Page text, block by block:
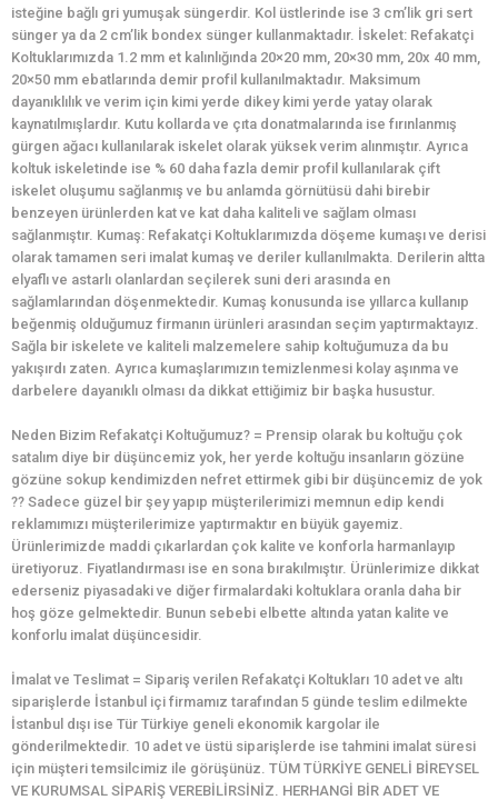
isteğine bağlı gri yumuşak süngerdir. Kol üstlerinde ise 3 cm’lik gri sert
sünger ya da 2 cm’lik bondex sünger kullanmaktadır. İskelet: Refakatçi
Koltuklarımızda 1.2 mm et kalınlığında 20×20 mm, 20×30 mm, 20x 40 mm,
20×50 mm ebatlarında demir profil kullanılmaktadır. Maksimum
dayanıklılık ve verim için kimi yerde dikey kimi yerde yatay olarak
kaynatılmışlardır. Kutu kollarda ve çıta donatmalarında ise fırınlanmış
gürgen ağacı kullanılarak iskelet olarak yüksek verim alınmıştır. Ayrıca
koltuk iskeletinde ise % 60 daha fazla demir profil kullanılarak çift
iskelet oluşumu sağlanmış ve bu anlamda görnütüsü dahi birebir
benzeyen ürünlerden kat ve kat daha kaliteli ve sağlam olması
sağlanmıştır. Kumaş: Refakatçi Koltuklarımızda döşeme kumaşı ve derisi
olarak tamamen seri imalat kumaş ve deriler kullanılmakta. Derilerin altta
elyaflı ve astarlı olanlardan seçilerek suni deri arasında en
sağlamlarından döşenmektedir. Kumaş konusunda ise yıllarca kullanıp
beğenmiş olduğumuz firmanın ürünleri arasından seçim yaptırmaktayız.
Sağla bir iskelete ve kaliteli malzemelere sahip koltuğumuza da bu
yakışırdı zaten. Ayrıca kumaşlarımızın temizlenmesi kolay aşınma ve
darbelere dayanıklı olması da dikkat ettiğimiz bir başka husustur.
Neden Bizim Refakatçi Koltuğumuz? = Prensip olarak bu koltuğu çok
satalım diye bir düşüncemiz yok, her yerde koltuğu insanların gözüne
gözüne sokup kendimizden nefret ettirmek gibi bir düşüncemiz de yok
?? Sadece güzel bir şey yapıp müşterilerimizi memnun edip kendi
reklamımızı müşterilerimize yaptırmaktır en büyük gayemiz.
Ürünlerimizde maddi çıkarlardan çok kalite ve konforla harmanlayıp
üretiyoruz. Fiyatlandırması ise en sona bırakılmıştır. Ürünlerimize dikkat
ederseniz piyasadaki ve diğer firmalardaki koltuklara oranla daha bir
hoş göze gelmektedir. Bunun sebebi elbette altında yatan kalite ve
konforlu imalat düşüncesidir.
İmalat ve Teslimat = Sipariş verilen Refakatçi Koltukları 10 adet ve altı
siparişlerde İstanbul içi firmamız tarafından 5 günde teslim edilmekte
İstanbul dışı ise Tür Türkiye geneli ekonomik kargolar ile
gönderilmektedir. 10 adet ve üstü siparişlerde ise tahmini imalat süresi
için müşteri temsilcimiz ile görüşünüz. TÜM TÜRKİYE GENELİ BİREYSEL
VE KURUMSAL SİPARİŞ VEREBİLİRSİNİZ. HERHANGİ BİR ADET VE